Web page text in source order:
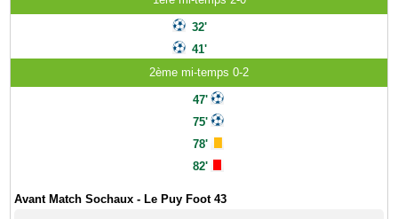
32'
41'
2ème mi-temps 0-2
47'
75'
78'
82'
Avant Match Sochaux - Le Puy Foot 43